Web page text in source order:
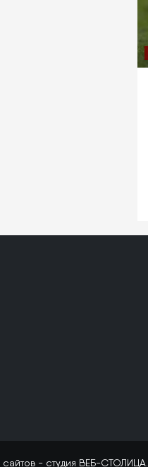
- студия ВЕБ-СТОЛИЦА.